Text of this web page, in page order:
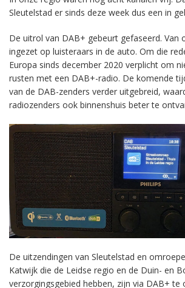
Sleutelstad er sinds deze week dus een in
De uitrol van DAB+ gebeurt gefaseerd. Van
ingezet op luisteraars in de auto. Om die
Europa sinds december 2020 verplicht om
rusten met een DAB+-radio. De komende
van de DAB-zenders verder uitgebreid,
radiozenders ook binnenshuis beter te
De uitzendingen van Sleutelstad en
Katwijk die de Leidse regio en de Duin- en
verzorgingsgebied hebben, zijn via DAB+ te